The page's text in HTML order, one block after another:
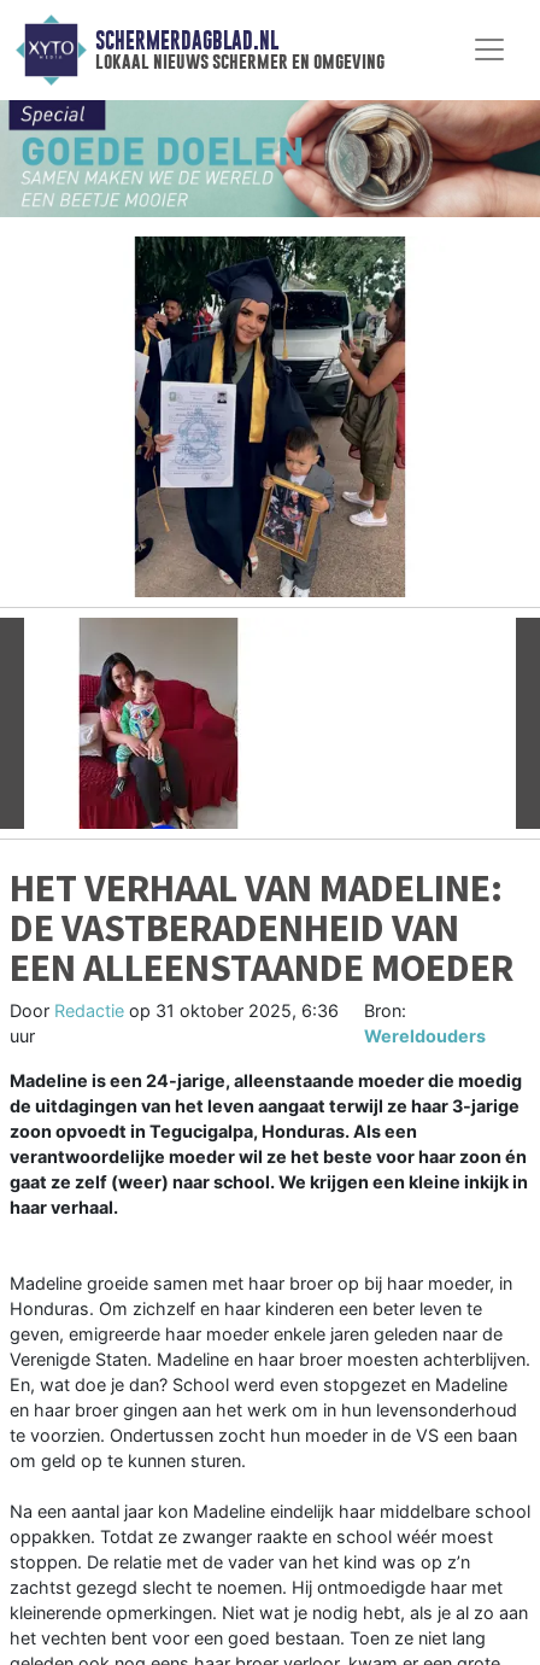
SCHERMERDAGBLAD.NL
lokaal nieuws schermer en omgeving
HET VERHAAL VAN MADELINE:
DE VASTBERADENHEID VAN
EEN ALLEENSTAANDE MOEDER
Door Redactie op 31 oktober 2025, 6:36
uur
Bron:
Wereldouders
Madeline is een 24-jarige, alleenstaande moeder die moedig
de uitdagingen van het leven aangaat terwijl ze haar 3-jarige
zoon opvoedt in Tegucigalpa, Honduras. Als een
verantwoordelijke moeder wil ze het beste voor haar zoon én
gaat ze zelf (weer) naar school. We krijgen een kleine inkijk in
haar verhaal.
Madeline groeide samen met haar broer op bij haar moeder, in
Honduras. Om zichzelf en haar kinderen een beter leven te
geven, emigreerde haar moeder enkele jaren geleden naar de
Verenigde Staten. Madeline en haar broer moesten achterblijven.
En, wat doe je dan? School werd even stopgezet en Madeline
en haar broer gingen aan het werk om in hun levensonderhoud
te voorzien. Ondertussen zocht hun moeder in de VS een baan
om geld op te kunnen sturen.
Na een aantal jaar kon Madeline eindelijk haar middelbare school
oppakken. Totdat ze zwanger raakte en school wéér moest
stoppen. De relatie met de vader van het kind was op z’n
zachtst gezegd slecht te noemen. Hij ontmoedigde haar met
kleinerende opmerkingen. Niet wat je nodig hebt, als je al zo aan
het vechten bent voor een goed bestaan. Toen ze niet lang